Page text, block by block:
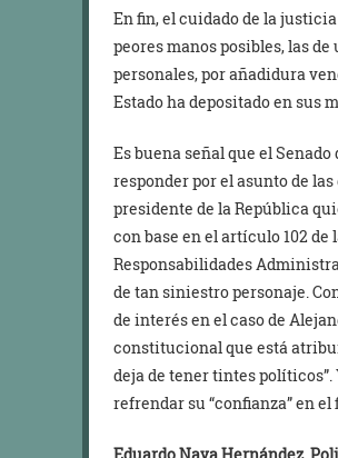
En fin, el cuidado de la
peores manos posibles, las
personales, por añadidura
Estado ha depositado en sus
Es buena señal que el
responder por el asunto de
presidente de la República
con base en el artículo 102
Responsabilidades
de tan siniestro personaje.
de interés en el caso de
constitucional que está
deja de tener tintes
refrendar su “confianza” en el